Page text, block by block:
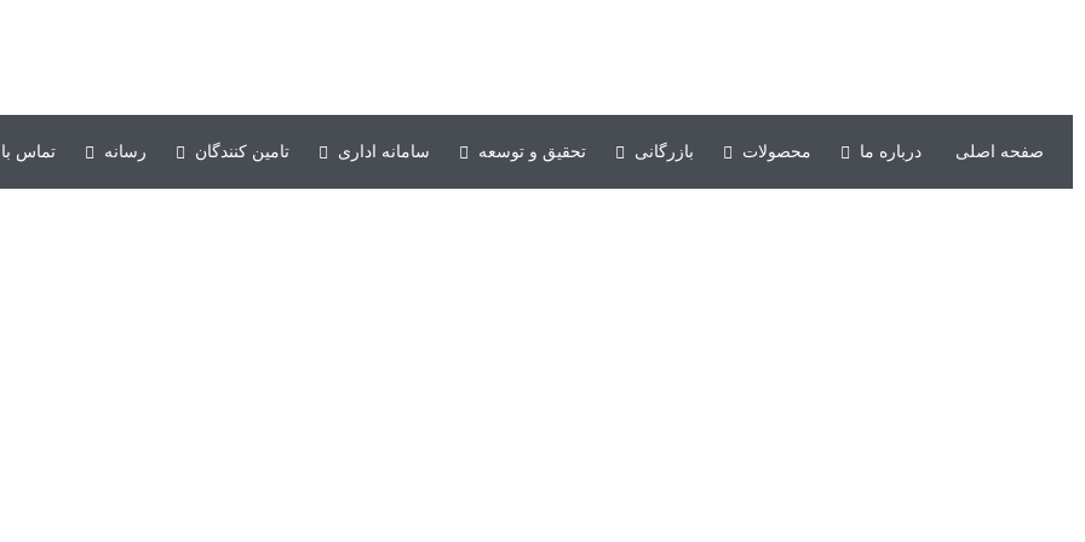
صفحه اصلی درباره ما محصولات بازرگانی تحقیق و توسعه سامانه اداری تامین کنندگان رسانه تماس با